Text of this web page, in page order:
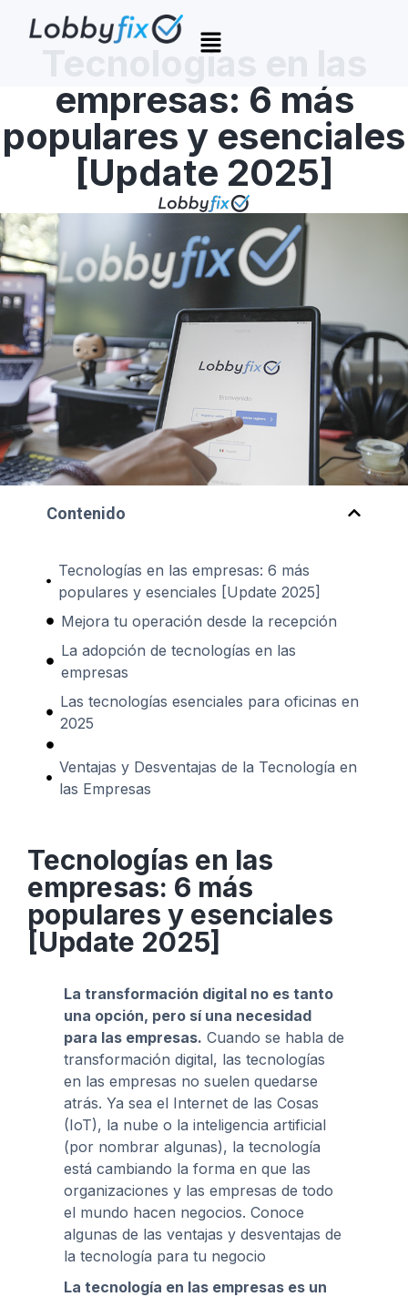
Tecnologías en las
empresas: 6 más
populares y esenciales
[Update 2025]
Contenido
Tecnologías en las empresas: 6 más
populares y esenciales [Update 2025]
Mejora tu operación desde la recepción
La adopción de tecnologías en las
empresas
Las tecnologías esenciales para oficinas en
2025
Ventajas y Desventajas de la Tecnología en
las Empresas
Tecnologías en las
empresas: 6 más
populares y esenciales
[Update 2025]
La transformación digital no es tanto
una opción, pero sí una necesidad
para las empresas. Cuando se habla de
transformación digital, las tecnologías
en las empresas no suelen quedarse
atrás. Ya sea el Internet de las Cosas
(IoT), la nube o la inteligencia artificial
(por nombrar algunas), la tecnología
está cambiando la forma en que las
organizaciones y las empresas de todo
el mundo hacen negocios. Conoce
algunas de las ventajas y desventajas de
la tecnología para tu negocio
La tecnología en las empresas es un